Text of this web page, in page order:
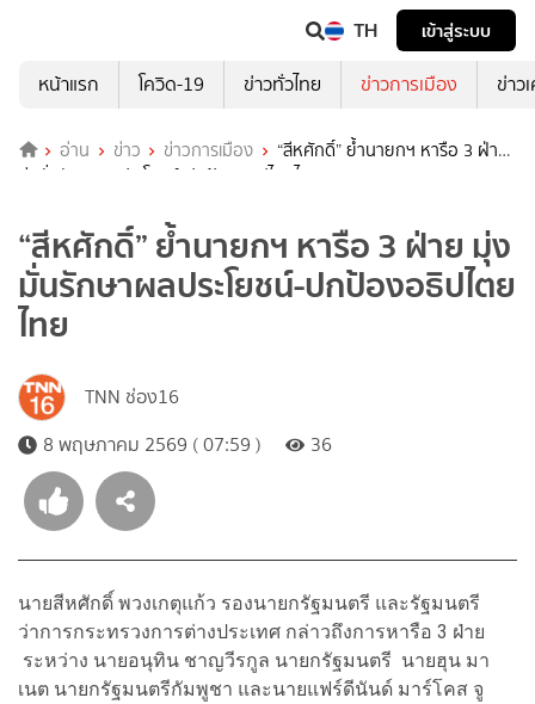
TH
เข้าสู่ระบบ
หน้าแรก
โควิด-19 ข่าวทั่วไทย ข่าวการเมือง ข่าว
อ่าน ข่าว ข่าวการเมือง
“สีหศักดิ์” ย้ำนายกฯ หารือ 3 ฝ่าย
มุ่งมั่นรักษาผลประโยชน์-ปกป้องอธิปไตยไทย
“สีหศักดิ์” ย้ำนายกฯ หารือ 3 ฝ่าย มุ่ง
มั่นรักษาผลประโยชน์-ปกป้องอธิปไตย
ไทย
TNN ช่อง16
8 พฤษภาคม 2569 ( 07:59 )
36
นายสีหศักดิ์ พวงเกตุแก้ว รองนายกรัฐมนตรี และรัฐมนตรี
ว่าการกระทรวงการต่างประเทศ กล่าวถึงการหารือ 3 ฝ่าย
ระหว่าง นายอนุทิน ชาญวีรกูล นายกรัฐมนตรี นายฮุน มา
เนต นายกรัฐมนตรีกัมพูชา และนายแฟร์ดีนันด์ มาร์โคส จู